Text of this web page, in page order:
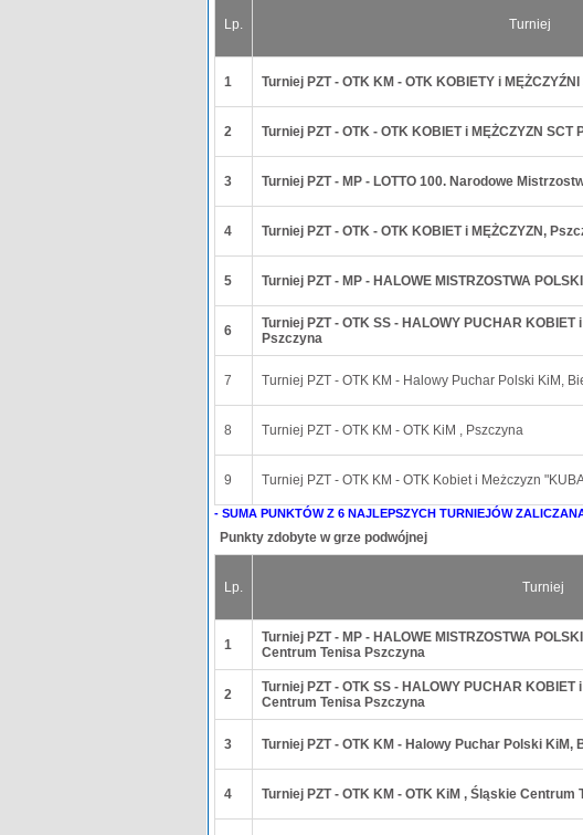
Lp. Turniej
1 Turniej PZT - OTK KM - OTK KOBIETY i
2 Turniej PZT - OTK - OTK KOBIET i MĘŻCZYZN SCT
3 Turniej PZT - MP - LOTTO 100. Narodowe
4 Turniej PZT - OTK - OTK KOBIET i MĘŻCZYZN,
5 Turniej PZT - MP - HALOWE MISTRZOSTWA
6
Turniej PZT - OTK SS - HALOWY PUCHAR KOBIET
Pszczyna
7 Turniej PZT - OTK KM - Halowy Puchar Polski KiM,
8 Turniej PZT - OTK KM - OTK KiM , Pszczyna
9 Turniej PZT - OTK KM - OTK Kobiet i Meżczyzn
- SUMA PUNKTÓW Z 6 NAJLEPSZYCH TURNIEJÓW
Punkty zdobyte w grze podwójnej
Lp. Turniej
1
Turniej PZT - MP - HALOWE MISTRZOSTWA
Centrum Tenisa Pszczyna
2
Turniej PZT - OTK SS - HALOWY PUCHAR
Centrum Tenisa Pszczyna
3 Turniej PZT - OTK KM - Halowy Puchar Polski KiM,
4 Turniej PZT - OTK KM - OTK KiM , Śląskie Centrum